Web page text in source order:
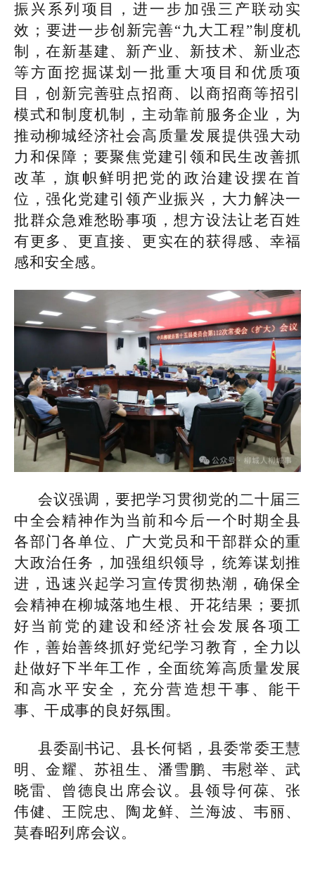
振兴系列项目，进一步加强三产联动实
效；要进一步创新完善“九大工程”制度机
制，在新基建、新产业、新技术、新业态
等方面挖掘谋划一批重大项目和优质项
目，创新完善驻点招商、以商招商等招引
模式和制度机制，主动靠前服务企业，为
推动柳城经济社会高质量发展提供强大动
力和保障；要聚焦党建引领和民生改善抓
改革，旗帜鲜明把党的政治建设摆在首
位，强化党建引领产业振兴，大力解决一
批群众急难愁盼事项，想方设法让老百姓
有更多、更直接、更实在的获得感、幸福
感和安全感。
会议强调，要把学习贯彻党的二十届三
中全会精神作为当前和今后一个时期全县
各部门各单位、广大党员和干部群众的重
大政治任务，加强组织领导，统筹谋划推
进，迅速兴起学习宣传贯彻热潮，确保全
会精神在柳城落地生根、开花结果；要抓
好当前党的建设和经济社会发展各项工
作，善始善终抓好党纪学习教育，全力以
赴做好下半年工作，全面统筹高质量发展
和高水平安全，充分营造想干事、能干
事、干成事的良好氛围。
县委副书记、县长何韬，县委常委王慧
明、金耀、苏祖生、潘雪鹏、韦慰举、武
晓雷、曾德良出席会议。县领导何葆、张
伟健、王院忠、陶龙鲜、兰海波、韦丽、
莫春昭列席会议。